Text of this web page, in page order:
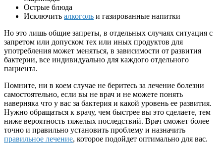
Острые блюда
Исключить алкоголь и газированные напитки
Но это лишь общие запреты, в отдельных случаях ситуация с
запретом или допуском тех или иных продуктов для
употребления может меняться, в зависимости от развития
бактерии, все индивидуально для каждого отдельного
пациента.
Помните, ни в коем случае не беритесь за лечение болезни
самостоятельно, если вы не врач и не можете понять
наверняка что у вас за бактерия и какой уровень ее развития.
Нужно обращаться к врачу, чем быстрее вы это сделаете, тем
ниже вероятность тяжелых последствий. Врач сможет более
точно и правильно установить проблему и назначить
правильное лечение, которое подойдет оптимально для вас.